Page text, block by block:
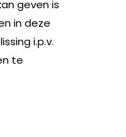
geven is
in deze
i.p.v.
te